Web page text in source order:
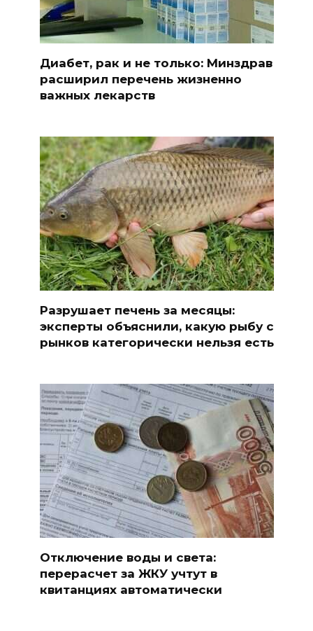
Диабет, рак и не только: Минздрав
расширил перечень жизненно
важных лекарств
Разрушает печень за месяцы:
эксперты объяснили, какую рыбу с
рынков категорически нельзя есть
Отключение воды и света:
перерасчет за ЖКУ учтут в
квитанциях автоматически